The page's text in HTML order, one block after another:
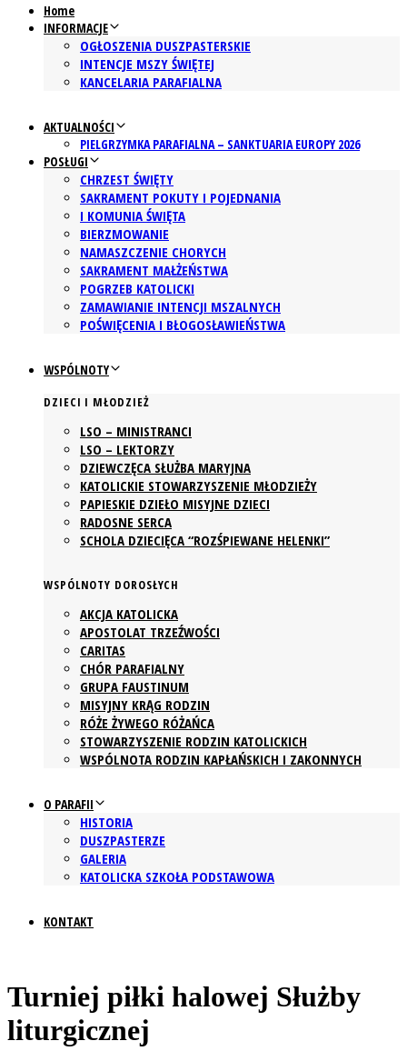
Home
INFORMACJE
OGŁOSZENIA DUSZPASTERSKIE
INTENCJE MSZY ŚWIĘTEJ
KANCELARIA PARAFIALNA
AKTUALNOŚCI
PIELGRZYMKA PARAFIALNA – SANKTUARIA EUROPY 2026
POSŁUGI
CHRZEST ŚWIĘTY
SAKRAMENT POKUTY I POJEDNANIA
I KOMUNIA ŚWIĘTA
BIERZMOWANIE
NAMASZCZENIE CHORYCH
SAKRAMENT MAŁŻEŃSTWA
POGRZEB KATOLICKI
ZAMAWIANIE INTENCJI MSZALNYCH
POŚWIĘCENIA I BŁOGOSŁAWIEŃSTWA
WSPÓLNOTY
DZIECI I MŁODZIEŻ
LSO – MINISTRANCI
LSO – LEKTORZY
DZIEWCZĘCA SŁUŻBA MARYJNA
KATOLICKIE STOWARZYSZENIE MŁODZIEŻY
PAPIESKIE DZIEŁO MISYJNE DZIECI
RADOSNE SERCA
SCHOLA DZIECIĘCA “ROZŚPIEWANE HELENKI”
WSPÓLNOTY DOROSŁYCH
AKCJA KATOLICKA
APOSTOLAT TRZEŹWOŚCI
CARITAS
CHÓR PARAFIALNY
GRUPA FAUSTINUM
MISYJNY KRĄG RODZIN
RÓŻE ŻYWEGO RÓŻAŃCA
STOWARZYSZENIE RODZIN KATOLICKICH
WSPÓLNOTA RODZIN KAPŁAŃSKICH I ZAKONNYCH
O PARAFII
HISTORIA
DUSZPASTERZE
GALERIA
KATOLICKA SZKOŁA PODSTAWOWA
KONTAKT
Turniej piłki halowej Służby
liturgicznej